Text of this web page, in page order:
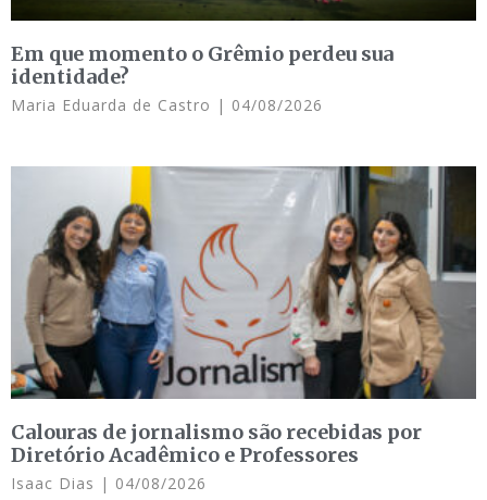
Em que momento o Grêmio perdeu sua
identidade?
Maria Eduarda de Castro 04/08/2026
Calouras de jornalismo são recebidas por
Diretório Acadêmico e Professores
Isaac Dias 04/08/2026